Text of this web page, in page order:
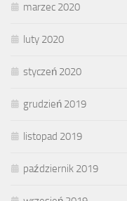
marzec 2020
luty 2020
styczeń 2020
grudzień 2019
listopad 2019
październik 2019